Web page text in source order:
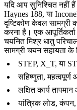
यदि आप सुनिश्चित नहीं
Haynes 188, या
दृष्टिकोण केवल सामग्री
करना है। एक
चयनित मिश्र धातु
सामग्री चयन सहायता के
STEP, X_T, या
सहिष्णुता,
लक्षित कार्य
यांत्रिक लोड,